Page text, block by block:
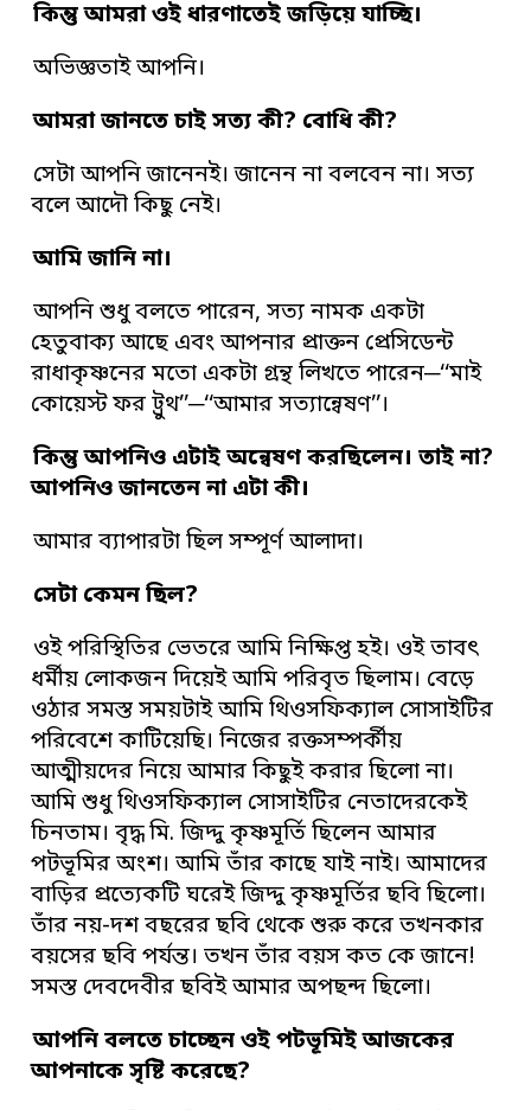
কিন্তু আমরা ওই ধারণাতেই জড়িয়ে যাচ্ছি।
অভিজ্ঞতাই আপনি।
আমরা জানতে চাই সত্য কী? বোধি কী?
সেটা আপনি জানেনই। জানেন না বলবেন না। সত্য
বলে আদৌ কিছু নেই।
আমি জানি না।
আপনি শুধু বলতে পারেন, সত্য নামক একটা
হেতুবাক্য আছে এবং আপনার প্রাক্তন প্রেসিডেন্ট
রাধাকৃষ্ণনের মতো একটা গ্রন্থ লিখতে পারেন─‘‘মাই
কোয়েস্ট ফর ট্রুথ’’─‘‘আমার সত্যান্বেষণ’’।
কিন্তু আপনিও এটাই অন্বেষণ করছিলেন।তাই না?
আপনিও জানতেন না এটা কী।
আমার ব্যাপারটা ছিল সম্পূর্ণ আলাদা।
সেটা কেমন ছিল?
ওই পরিস্থিতির ভেতরে আমি নিক্ষিপ্ত হই। ওই তাবৎ
ধর্মীয় লোকজন দিয়েই আমি পরিবৃত ছিলাম। বেড়ে
ওঠার সমস্ত সময়টাই আমি থিওসফিক্যাল সোসাইটির
পরিবেশে কাটিয়েছি। নিজের রক্তসম্পর্কীয়
আত্মীয়দের নিয়ে আমার কিছুই করার ছিলো না।
আমি শুধু থিওসফিক্যাল সোসাইটির নেতাদেরকেই
চিনতাম। বৃদ্ধ মি. জিদ্দু কৃষ্ণমূর্তি ছিলেন আমার
পটভূমির অংশ। আমি তাঁর কাছে যাই নাই। আমাদের
বাড়ির প্রত্যেকটি ঘরেই জিদ্দু কৃষ্ণমূর্তির ছবি ছিলো।
তাঁর নয়-দশ বছরের ছবি থেকে শুরু করে তখনকার
বয়সের ছবি পর্যন্ত। তখন তাঁর বয়স কত কে জানে!
সমস্ত দেবদেবীর ছবিই আমার অপছন্দ ছিলো।
আপনি বলতে চাচ্ছেন ওই পটভূমিই আজকের
আপনাকে সৃষ্টি করেছে?